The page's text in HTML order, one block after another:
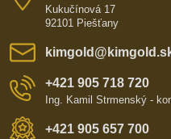
Kukučínová 17
92101 Piešťany
+421 905 718 720
Ing. Kamil Strmenský -
+421 905 657 700